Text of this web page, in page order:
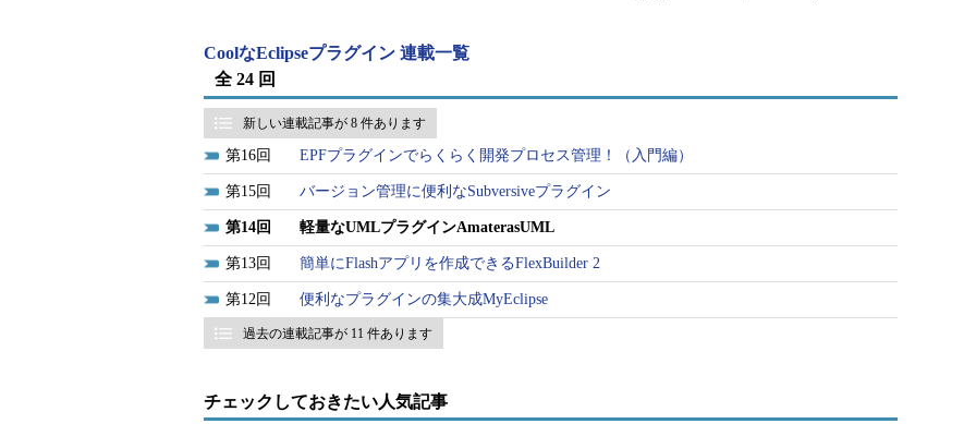
CoolなEclipseプラグイン 連載一覧
全 24 回
新しい連載記事が 8 件あります
16 EPFプラグインでらくらく開発プロセス管理！（入門編）
15 バージョン管理に便利なSubversiveプラグイン
14 軽量なUMLプラグインAmaterasUML
13 簡単にFlashアプリを作成できるFlexBuilder 2
12 便利なプラグインの集大成MyEclipse
過去の連載記事が 11 件あります
チェックしておきたい人気記事